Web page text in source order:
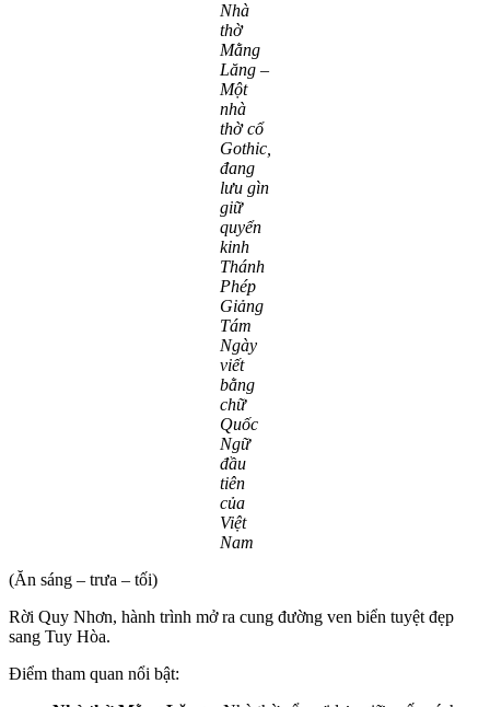
Nhà
thờ
Mằng
Lăng –
Một
nhà
thờ cổ
Gothic,
đang
lưu gìn
giữ
quyển
kinh
Thánh
Phép
Giảng
Tám
Ngày
viết
bằng
chữ
Quốc
Ngữ
đầu
tiên
của
Việt
Nam
(Ăn sáng – trưa – tối)
Rời Quy Nhơn, hành trình mở ra cung đường ven biển tuyệt đẹp
sang Tuy Hòa.
Điểm tham quan nổi bật: